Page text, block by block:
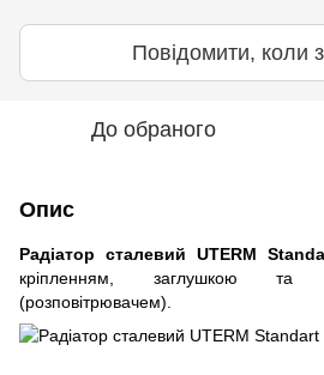
Повідомити, коли
До обраного
Опис
Радіатор сталевий UTERM
кріпленням, заглушкою та
(розповітрювачем).